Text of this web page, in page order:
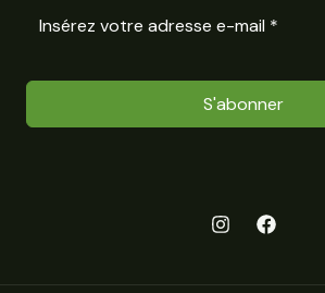
S'abonner